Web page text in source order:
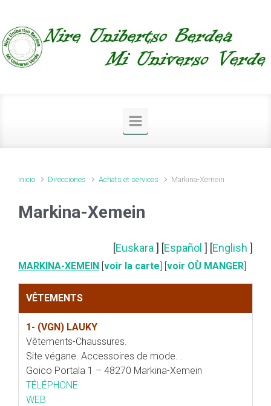
Inicio Direcciones Achats et services Markina-Xemein
Markina-Xemein
[Euskara ] [Español ] [English ]
MARKINA-XEMEIN [voir la carte] [voir OÙ MANGER]
VÊTEMENTS
1- (VGN) LAUKY
Vêtements-Chaussures.
Site végane. Accessoires de mode. .
Goico Portala 1 – 48270 Markina-Xemein
TÉLÉPHONE
WEB